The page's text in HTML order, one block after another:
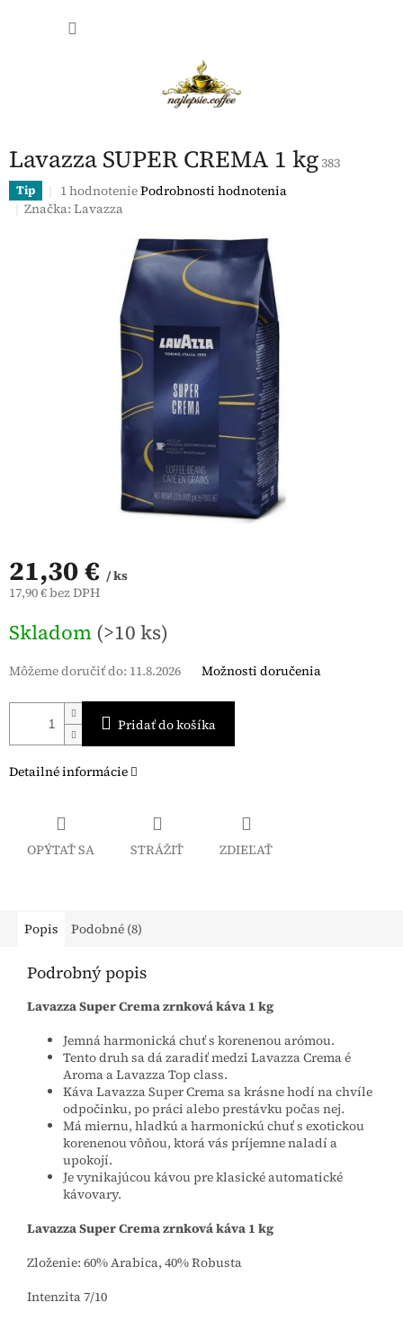
Lavazza SUPER CREMA 1 kg383
Tip
Priemerné
hodnotenie
hviezdičiek.
1 hodnoteniePodrobnosti hodnotenia
Značka:Lavazza
21,30 € / ks
17,90 € bez DPH
cena:
Skladom (>10 ks)
Môžeme doručiť do: 11.8.2026 Možnosti doručenia
Pridať do košíka
Detailné informácie
OPÝTAŤ SA STRÁŽIŤ ZDIEĽAŤ
Popis Podobné (8)
Podrobný popis
Lavazza Super Crema zrnková káva 1 kg
Jemná harmonická chuť s korenenou arómou.
Tento druh sa dá zaradiť medzi Lavazza Crema é
Aroma a Lavazza Top class.
Káva Lavazza Super Crema sa krásne hodí na chvíle
odpočinku, po práci alebo prestávku počas nej.
Má miernu, hladkú a harmonickú chuť s exotickou
korenenou vôňou, ktorá vás príjemne naladí a
upokojí.
Je vynikajúcou kávou pre klasické automatické
kávovary.
Lavazza Super Crema zrnková káva 1 kg
Zloženie: 60% Arabica, 40% Robusta
Intenzita 7/10